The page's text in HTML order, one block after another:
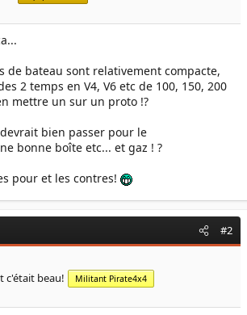
de bateau sont relativement compacte,
2 temps en V4, V6 etc de 100, 150, 200
mettre un sur un proto !?
bien passer pour le
bonne boîte etc... et gaz ! ?
pour et les contres!
#2
c'était beau! Militant Pirate4x4